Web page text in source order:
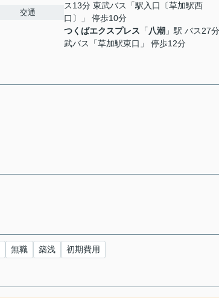
交通
ス13分 東武バス「駅入口〔草加駅西
口〕」 停歩10分
つくばエクスプレス 「 八潮 」駅 バス27
武バス「草加駅東口」 停歩12分
無職 築浅 初期費用